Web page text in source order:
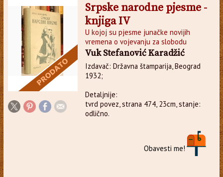
Srpske narodne pjesme -
knjiga IV
U kojoj su pjesme junačke novijih
vremena o vojevanju za slobodu
Vuk Stefanović Karadžić
Izdavač: Državna štamparija, Beograd
1932;
Detaljnije:
tvrd povez, strana 474, 23cm, stanje:
odlično.
Obavesti me!